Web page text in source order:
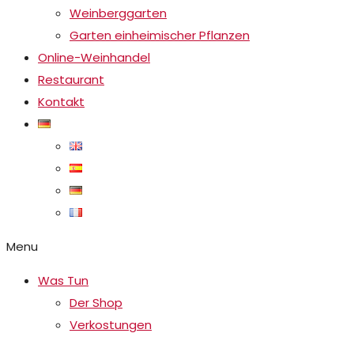
Weinberggarten
Garten einheimischer Pflanzen
Online-Weinhandel
Restaurant
Kontakt
Menu
Was Tun
Der Shop
Verkostungen